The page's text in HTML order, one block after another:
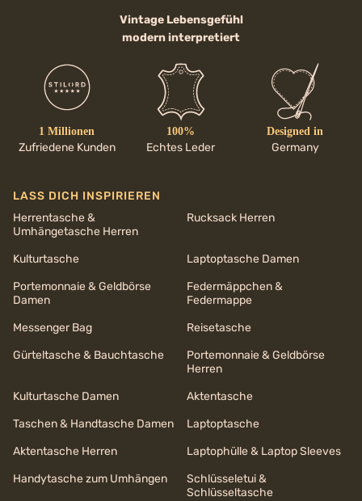
Vintage Lebensgefühl
modern interpretiert
1 Millionen
Zufriedene Kunden
100%
Echtes Leder
Designed in
Germany
LASS DICH INSPIRIEREN
Herrentasche &
Umhängetasche Herren
Rucksack Herren
Kulturtasche
Laptoptasche Damen
Portemonnaie & Geldbörse
Damen
Federmäppchen &
Federmappe
Messenger Bag
Reisetasche
Gürteltasche & Bauchtasche
Portemonnaie & Geldbörse
Herren
Kulturtasche Damen
Aktentasche
Taschen & Handtasche Damen
Laptoptasche
Aktentasche Herren
Laptophülle & Laptop Sleeves
Handytasche zum Umhängen
Schlüsseletui &
Schlüsseltasche